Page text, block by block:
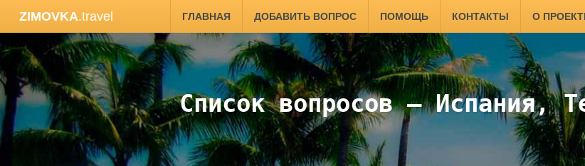
ZIMOVKA.travel ГЛАВНАЯ ДОБАВИТЬ ВОПРОС ПОМОЩЬ КОНТАКТЫ О
Список вопросов —Испания,